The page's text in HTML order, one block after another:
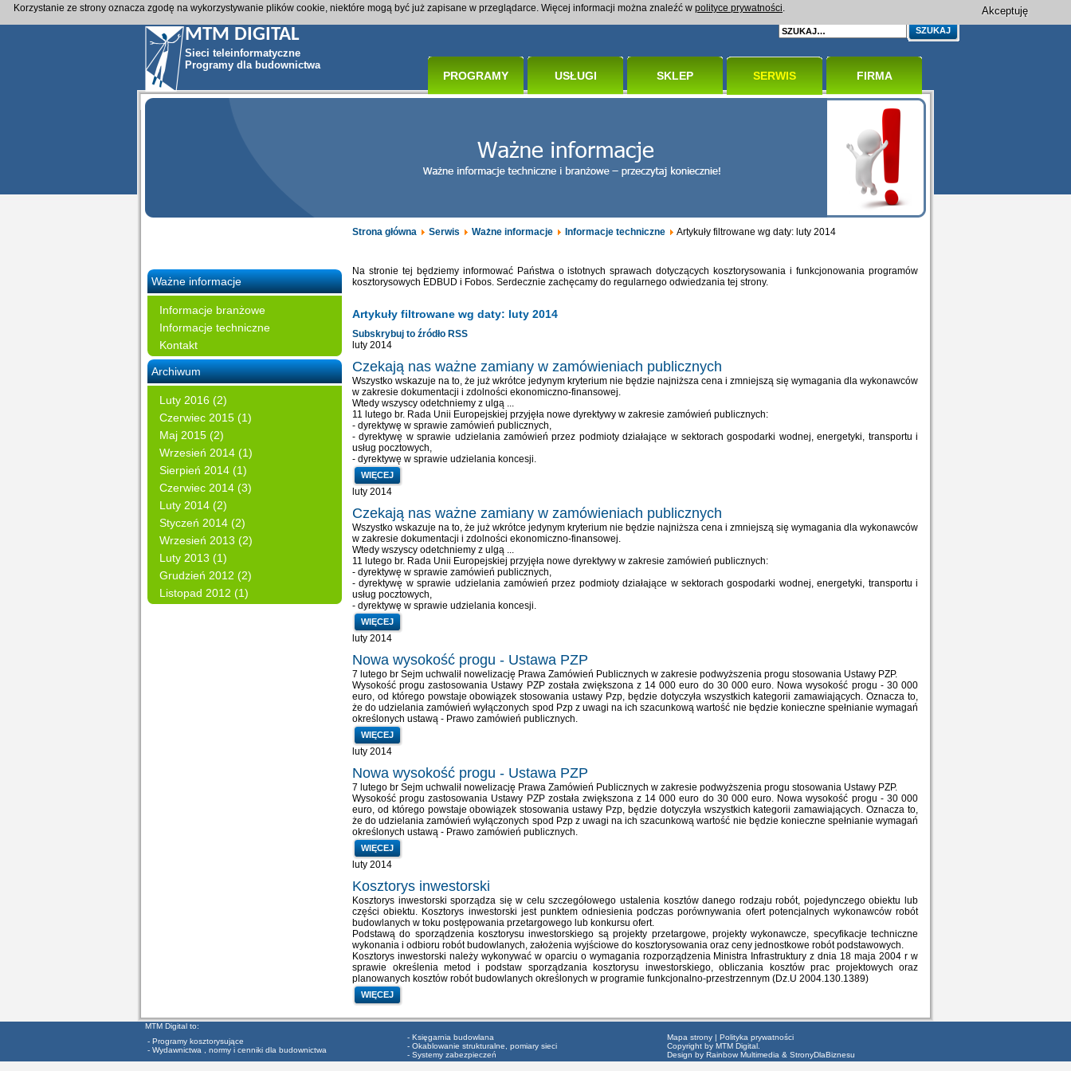
MTM DIGITAL
Sieci teleinformatyczne
Programy dla budownictwa
PROGRAMY USŁUGI SKLEP SERWIS FIRMA
Ważne informacje
Informacje branżowe
Informacje techniczne
Kontakt
Archiwum
Luty 2016 (2)
Czerwiec 2015 (1)
Maj 2015 (2)
Wrzesień 2014 (1)
Sierpień 2014 (1)
Czerwiec 2014 (3)
Luty 2014 (2)
Styczeń 2014 (2)
Wrzesień 2013 (2)
Luty 2013 (1)
Grudzień 2012 (2)
Listopad 2012 (1)
Strona główna Serwis Ważne informacje Informacje techniczne Artykuły filtrowane wg daty: luty 2014
Na stronie tej będziemy informować Państwa o istotnych sprawach dotyczących kosztorysowania i funkcjonowania programów
kosztorysowych EDBUD i Fobos. Serdecznie zachęcamy do regularnego odwiedzania tej strony.
Artykuły filtrowane wg daty: luty 2014
Subskrybuj to źródło RSS
luty 2014
Czekają nas ważne zamiany w zamówieniach publicznych
Wszystko wskazuje na to, że już wkrótce jedynym kryterium nie będzie najniższa cena i zmniejszą się wymagania dla wykonawców
w zakresie dokumentacji i zdolności ekonomiczno-finansowej.
Wtedy wszyscy odetchniemy z ulgą ...
11 lutego br. Rada Unii Europejskiej przyjęła nowe dyrektywy w zakresie zamówień publicznych:
- dyrektywę w sprawie zamówień publicznych,
- dyrektywę w sprawie udzielania zamówień przez podmioty działające w sektorach gospodarki wodnej, energetyki, transportu i
usług pocztowych,
- dyrektywę w sprawie udzielania koncesji.
WIĘCEJ
luty 2014
Czekają nas ważne zamiany w zamówieniach publicznych
Wszystko wskazuje na to, że już wkrótce jedynym kryterium nie będzie najniższa cena i zmniejszą się wymagania dla wykonawców
w zakresie dokumentacji i zdolności ekonomiczno-finansowej.
Wtedy wszyscy odetchniemy z ulgą ...
11 lutego br. Rada Unii Europejskiej przyjęła nowe dyrektywy w zakresie zamówień publicznych:
- dyrektywę w sprawie zamówień publicznych,
- dyrektywę w sprawie udzielania zamówień przez podmioty działające w sektorach gospodarki wodnej, energetyki, transportu i
usług pocztowych,
- dyrektywę w sprawie udzielania koncesji.
WIĘCEJ
luty 2014
Nowa wysokość progu - Ustawa PZP
7 lutego br Sejm uchwalił nowelizację Prawa Zamówień Publicznych w zakresie podwyższenia progu stosowania Ustawy PZP.
Wysokość progu zastosowania Ustawy PZP została zwiększona z 14 000 euro do 30 000 euro. Nowa wysokość progu - 30 000
euro, od którego powstaje obowiązek stosowania ustawy Pzp, będzie dotyczyła wszystkich kategorii zamawiających. Oznacza to,
że do udzielania zamówień wyłączonych spod Pzp z uwagi na ich szacunkową wartość nie będzie konieczne spełnianie wymagań
określonych ustawą - Prawo zamówień publicznych.
WIĘCEJ
luty 2014
Nowa wysokość progu - Ustawa PZP
7 lutego br Sejm uchwalił nowelizację Prawa Zamówień Publicznych w zakresie podwyższenia progu stosowania Ustawy PZP.
Wysokość progu zastosowania Ustawy PZP została zwiększona z 14 000 euro do 30 000 euro. Nowa wysokość progu - 30 000
euro, od którego powstaje obowiązek stosowania ustawy Pzp, będzie dotyczyła wszystkich kategorii zamawiających. Oznacza to,
że do udzielania zamówień wyłączonych spod Pzp z uwagi na ich szacunkową wartość nie będzie konieczne spełnianie wymagań
określonych ustawą - Prawo zamówień publicznych.
WIĘCEJ
luty 2014
Kosztorys inwestorski
Kosztorys inwestorski sporządza się w celu szczegółowego ustalenia kosztów danego rodzaju robót, pojedynczego obiektu lub
części obiektu. Kosztorys inwestorski jest punktem odniesienia podczas porównywania ofert potencjalnych wykonawców robót
budowlanych w toku postępowania przetargowego lub konkursu ofert.
Podstawą do sporządzenia kosztorysu inwestorskiego są projekty przetargowe, projekty wykonawcze, specyfikacje techniczne
wykonania i odbioru robót budowlanych, założenia wyjściowe do kosztorysowania oraz ceny jednostkowe robót podstawowych.
Kosztorys inwestorski należy wykonywać w oparciu o wymagania rozporządzenia Ministra Infrastruktury z dnia 18 maja 2004 r w
sprawie określenia metod i podstaw sporządzania kosztorysu inwestorskiego, obliczania kosztów prac projektowych oraz
planowanych kosztów robót budowlanych określonych w programie funkcjonalno-przestrzennym (Dz.U 2004.130.1389)
WIĘCEJ
MTM Digital to:
- Programy kosztorysujące
- Wydawnictwa , normy i cenniki dla budownictwa
- Księgarnia budowlana
- Okablowanie strukturalne, pomiary sieci
- Systemy zabezpieczeń
Mapa strony | Polityka prywatności
Copyright by MTM Digital.
Design by Rainbow Multimedia & StronyDlaBiznesu
Korzystanie ze strony oznacza zgodę na wykorzystywanie plików cookie, niektóre mogą być już zapisane w przeglądarce. Więcej informacji można znaleźć w polityce prywatności. Akceptuję